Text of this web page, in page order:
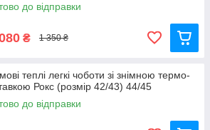
до відправки
₴ 1 350 ₴
теплі легкі чоботи зі знімною термо-
Рокс (розмір 42/43) 44/45
до відправки